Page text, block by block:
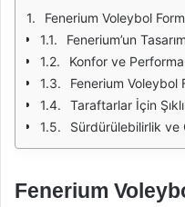
Fenerium Voleybol Forması:
Fenerium’un
Konfor ve
Fenerium Voleybol
Taraftarlar İçin
Sürdürülebilirlik ve
Fenerium